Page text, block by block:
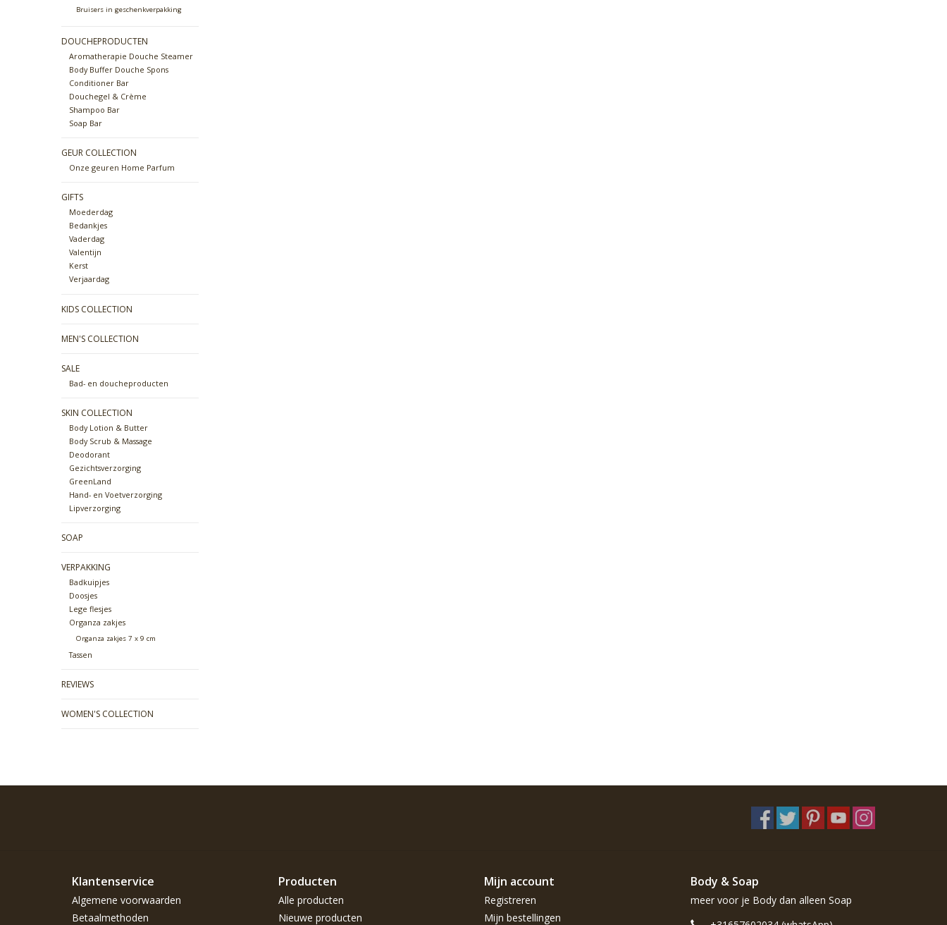
Bruisers in geschenkverpakking
DOUCHEPRODUCTEN
Aromatherapie Douche Steamer
Body Buffer Douche Spons
Conditioner Bar
Douchegel & Crème
Shampoo Bar
Soap Bar
GEUR COLLECTION
Onze geuren Home Parfum
GIFTS
Moederdag
Bedankjes
Vaderdag
Valentijn
Kerst
Verjaardag
KIDS COLLECTION
MEN'S COLLECTION
SALE
Bad- en doucheproducten
SKIN COLLECTION
Body Lotion & Butter
Body Scrub & Massage
Deodorant
Gezichtsverzorging
GreenLand
Hand- en Voetverzorging
Lipverzorging
SOAP
VERPAKKING
Badkuipjes
Doosjes
Lege flesjes
Organza zakjes
Organza zakjes 7 x 9 cm
Tassen
REVIEWS
WOMEN'S COLLECTION
Klantenservice
Algemene voorwaarden
Betaalmethoden
Producten
Alle producten
Nieuwe producten
Mijn account
Registreren
Mijn bestellingen
Body & Soap
meer voor je Body dan alleen Soap